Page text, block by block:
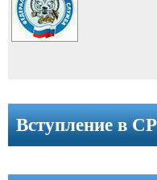
Новости
Вопрос-
Вступление в